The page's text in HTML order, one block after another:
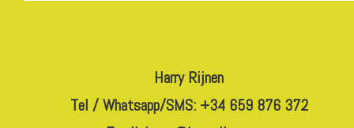
Harry Rijnen
Tel / Whatsapp/SMS: +34 659 876 372